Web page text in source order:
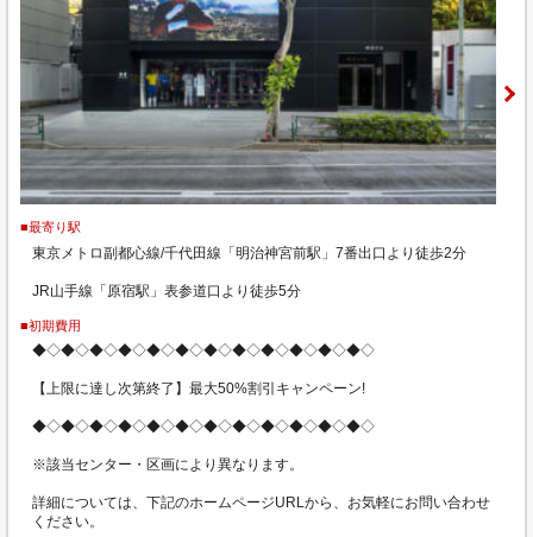
■最寄り駅
東京メトロ副都心線/千代田線「明治神宮前駅」7番出口より徒歩2分
JR山手線「原宿駅」表参道口より徒歩5分
■初期費用
◆◇◆◇◆◇◆◇◆◇◆◇◆◇◆◇◆◇◆◇◆◇◆◇
【上限に達し次第終了】最大50%割引キャンペーン!
◆◇◆◇◆◇◆◇◆◇◆◇◆◇◆◇◆◇◆◇◆◇◆◇
※該当センター・区画により異なります。
詳細については、下記のホームページURLから、お気軽にお問い合わせ
ください。